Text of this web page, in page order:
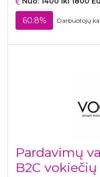
60.8% Darbuotojų
Pardavimų
B2C vokiečių